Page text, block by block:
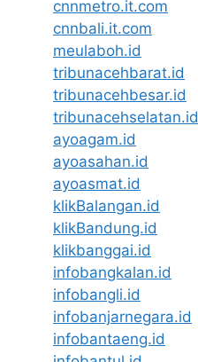
cnnmetro.it.com
cnnbali.it.com
meulaboh.id
tribunacehbarat.id
tribunacehbesar.id
tribunacehselatan.id
ayoagam.id
ayoasahan.id
ayoasmat.id
klikBalangan.id
klikBandung.id
klikbanggai.id
infobangkalan.id
infobangli.id
infobanjarnegara.id
infobantaeng.id